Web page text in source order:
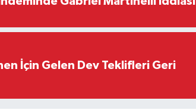
İçin Gelen Dev Teklifleri Geri